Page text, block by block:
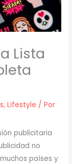
Lista
,Lifestyle / Por
publicitaria
no
países y